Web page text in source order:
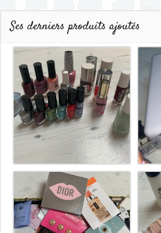
Ses derniers produits ajoutés